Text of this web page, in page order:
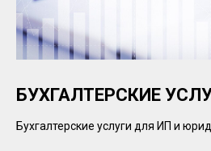
БУХГАЛТЕРСКИЕ
Бухгалтерские услуги для ИП и